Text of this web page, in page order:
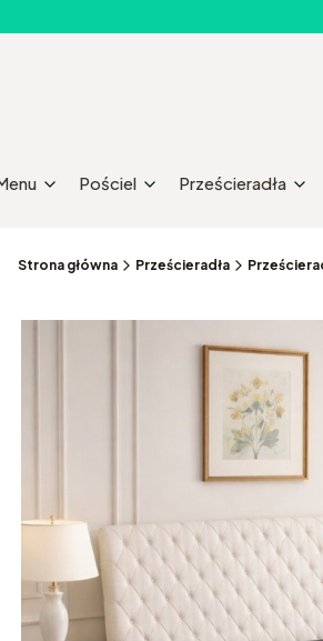
Pościel Prześcieradła
Strona główna Prześcieradła